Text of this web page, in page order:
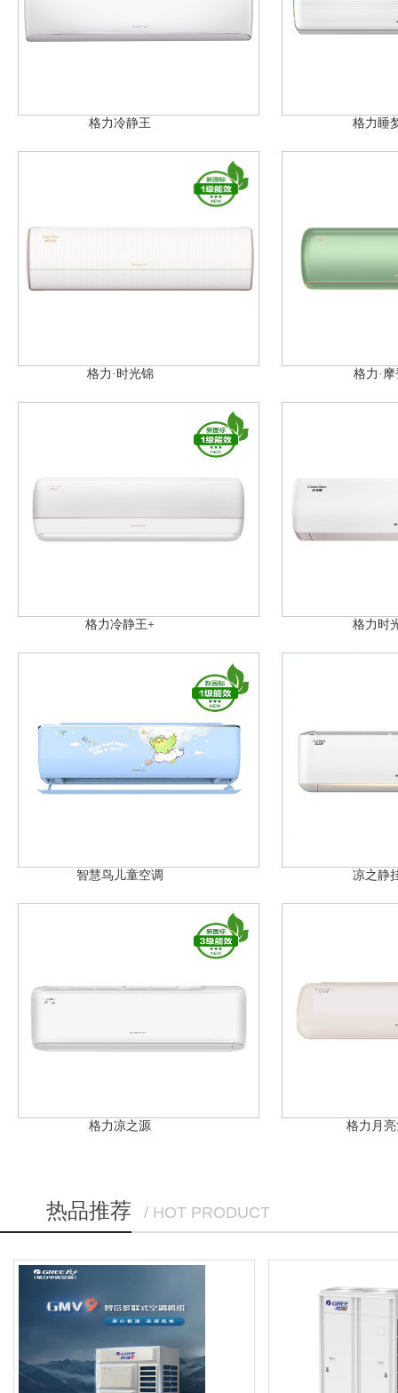
格力冷静王 格力睡
格力·时光锦 格力·摩
格力冷静王+ 格力时
智慧鸟儿童空调 凉之静
格力凉之源 格力月
热品推荐 / HOT PRODUCT